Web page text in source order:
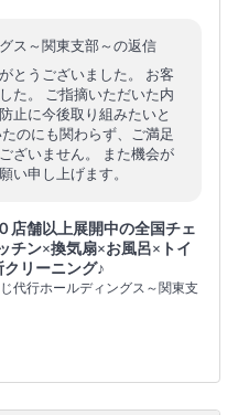
ス～関東支部～の返信
とうございました。 お客
た。 ご指摘いただいた内
止に今後取り組みたいと
のにも関わらず、ご満足
ざいません。 また機会が
い申し上げます。
店舗以上展開中の全国チェ
チン×換気扇×お風呂×トイ
クリーニング♪
代行ホールディングス～関東支